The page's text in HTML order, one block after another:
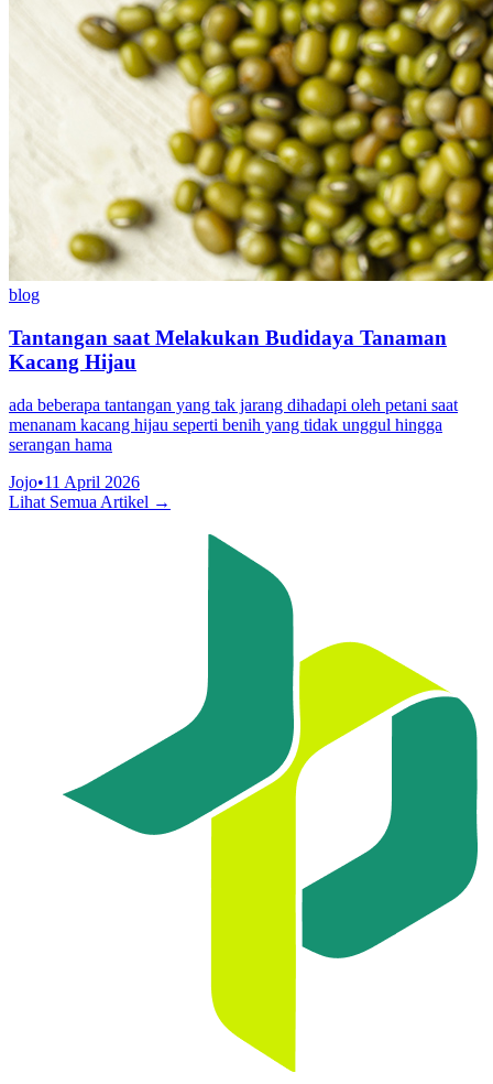
blog
Tantangan saat Melakukan Budidaya Tanaman
Kacang Hijau
ada beberapa tantangan yang tak jarang dihadapi oleh petani saat
menanam kacang hijau seperti benih yang tidak unggul hingga
serangan hama
Jojo•11 April 2026
Lihat Semua Artikel →